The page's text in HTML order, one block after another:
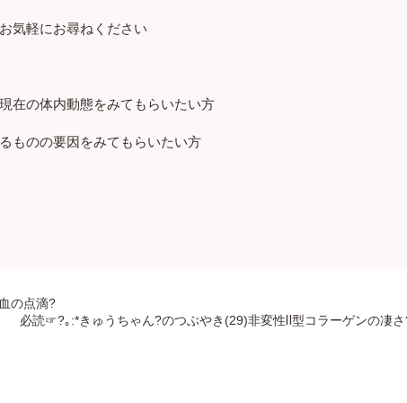
気軽にお尋ねください
在の体内動態をみてもらいたい方
ものの要因をみてもらいたい方
の点滴?
必読☞?｡:*きゅうちゃん?のつぶやき(29)非変性Ⅱ型コラーゲンの凄